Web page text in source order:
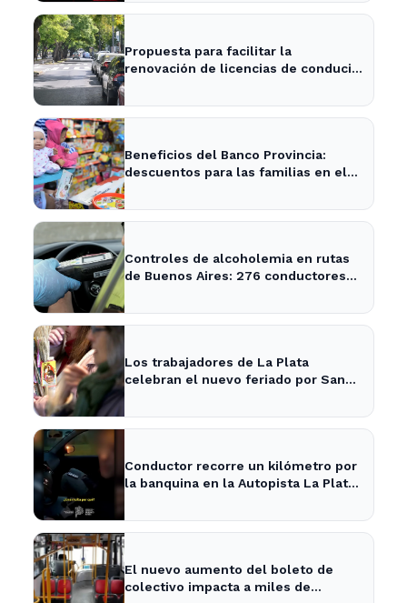
Propuesta para facilitar la
renovación de licencias de conducir
Beneficios del Banco Provincia:
descuentos para las familias en el
Controles de alcoholemia en rutas
de Buenos Aires: 276 conductores
Los trabajadores de La Plata
celebran el nuevo feriado por San
Conductor recorre un kilómetro por
la banquina en la Autopista La Plata-
El nuevo aumento del boleto de
colectivo impacta a miles de